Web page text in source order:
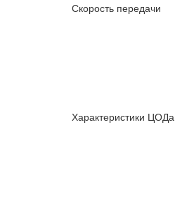
Скорость передачи
Характеристики ЦОДа